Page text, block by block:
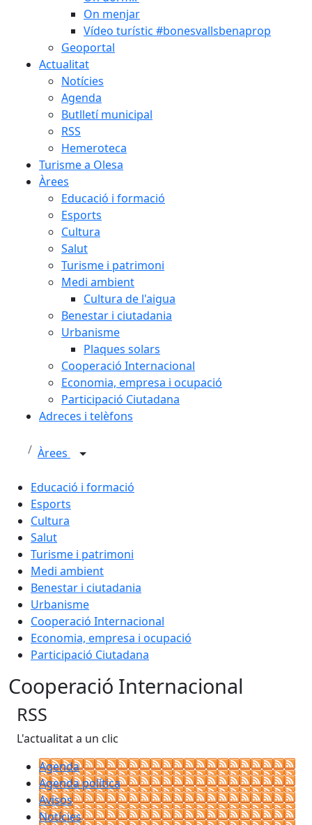
On menjar
Vídeo turístic #bonesvallsbenaprop
Geoportal
Actualitat
Notícies
Agenda
Butlletí municipal
RSS
Hemeroteca
Turisme a Olesa
Àrees
Educació i formació
Esports
Cultura
Salut
Turisme i patrimoni
Medi ambient
Cultura de l'aigua
Benestar i ciutadania
Urbanisme
Plaques solars
Cooperació Internacional
Economia, empresa i ocupació
Participació Ciutadana
Adreces i telèfons
Àrees
Educació i formació
Esports
Cultura
Salut
Turisme i patrimoni
Medi ambient
Benestar i ciutadania
Urbanisme
Cooperació Internacional
Economia, empresa i ocupació
Participació Ciutadana
Cooperació Internacional
RSS
L'actualitat a un clic
Agenda
Agenda política
Avisos
Notícies